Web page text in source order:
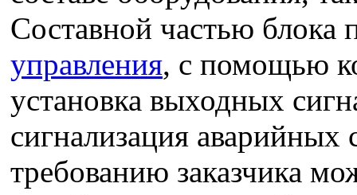
Составной частью блока
управления, с помощью
установка выходных
сигнализация аварийных
требованию заказчика